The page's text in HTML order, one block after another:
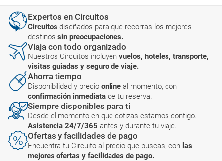
Expertos en Circuitos
Circuitos diseñados para que recorras los mejores
destinos sin preocupaciones.
Viaja con todo organizado
Nuestros Circuitos incluyen vuelos, hoteles, transporte,
visitas guiadas y seguro de viaje.
Ahorra tiempo
Disponibilidad y precio online al momento, con
confirmación inmediata de tu reserva.
Siempre disponibles para ti
Desde el momento en que cotizas estamos contigo.
Asistencia 24/7/365 antes y durante tu viaje.
Ofertas y facilidades de pago
Encuentra tu Circuito al precio que buscas, con las
mejores ofertas y facilidades de pago.